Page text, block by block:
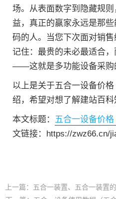
场。从表面数字到隐藏规
益，真正的赢家永远是那
码的人。当您下次面对销
记住：最贵的未必最适合
——这就是多功能设备采购
以上是关于五合一设备价
绍，希望对想了解建站百科
本文标题： 五合一设备价
文链接：https://zwz66.cn/
上一篇： 五合一装置、五合一装置